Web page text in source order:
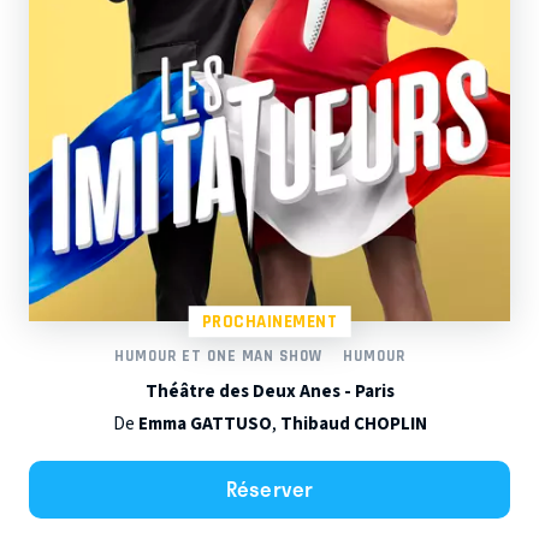
PROCHAINEMENT
HUMOUR ET ONE MAN SHOW HUMOUR
Théâtre des Deux Anes - Paris
De Emma GATTUSO, Thibaud CHOPLIN
Réserver